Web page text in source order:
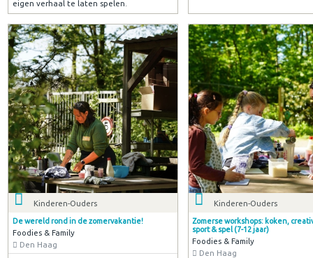
eigen verhaal te laten spelen.
Kinderen-Ouders
De wereld rond in de zomervakantie!
Foodies & Family
Den Haag
Kinderen-Ouders
Zomerse workshops: koken,
sport & spel (7-12 jaar)
Foodies & Family
Den Haag